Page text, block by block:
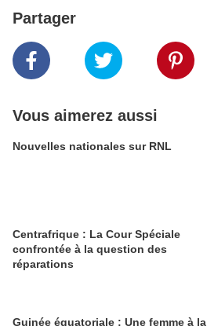
Partager
Vous aimerez aussi
Nouvelles nationales sur RNL
Centrafrique : La Cour Spéciale
confrontée à la question des
réparations
Guinée équatoriale : Une femme à la